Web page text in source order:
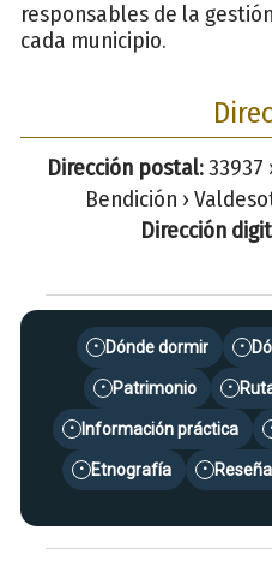
responsables de la
cada municipio.
Dirección postal:33937
Bendición ›
Dirección
• Dónde dormir •
• Patrimonio •
• Información práctica
• Etnografía •